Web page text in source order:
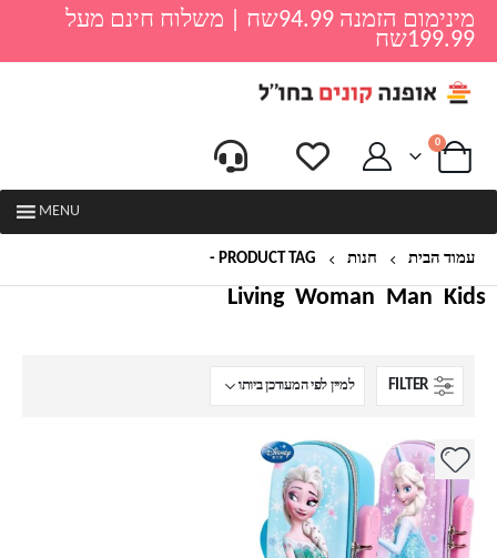
מינימום הזמנה 94.99שח | משלוח חינם מעל
199.99שח
0
MENU
עמוד הבית חנות PRODUCT TAG -
Kids
Man
Woman
Living
FILTER
למוצר
יש
מספר
סוגים.